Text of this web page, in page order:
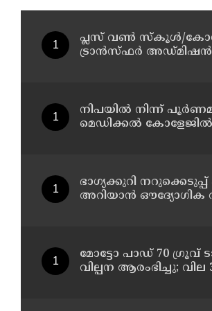
പ്ലസ് വൺ സ്‌കൂൾ/
ട്രാൻസ്ഫർ
നിപയിൽ നിന്ന്
മെഡിക്കൽ കോളേജിൽ
ഭാഗ്യക്കുറി
അറിയാൻ ഔദ്യോഗിക
മോട്ടോ പാഡ് 70 ഗ്രൂവ്
വില്പന ആരംഭിച്ചു; വില